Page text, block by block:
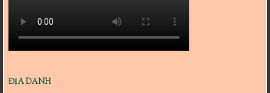
ĐỊA DANH